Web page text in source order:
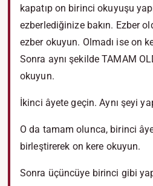
kapatıp on birinci okuyuşu
ezberlediğinize bakın. Ezber
ezber okuyun. Olmadı ise on
Sonra aynı şekilde TAMAM
okuyun.
İkinci âyete geçin. Aynı şeyi
O da tamam olunca, birinci
birleştirerek on kere okuyun.
Sonra üçüncüye birinci gibi